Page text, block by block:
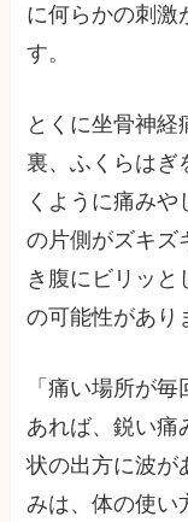
に何らかの刺激
す。
とくに坐骨神
裏、ふくらはぎ
くように痛み
の片側がズキズ
き腹にビリッと
の可能性があり
「痛い場所が
あれば、鋭い痛
状の出方に波が
みは、体の使い